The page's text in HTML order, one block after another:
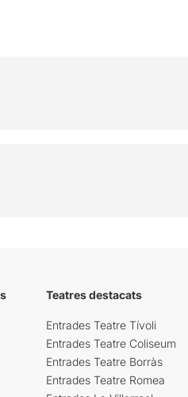
Teatres destacats
Entrades Teatre Tívoli
Entrades Teatre Coliseum
Entrades Teatre Borràs
Entrades Teatre Romea